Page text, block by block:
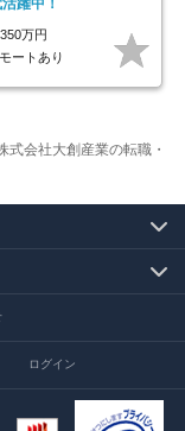
躍中！
万円
ートあり
式会社大創産業の転職・
ログイン